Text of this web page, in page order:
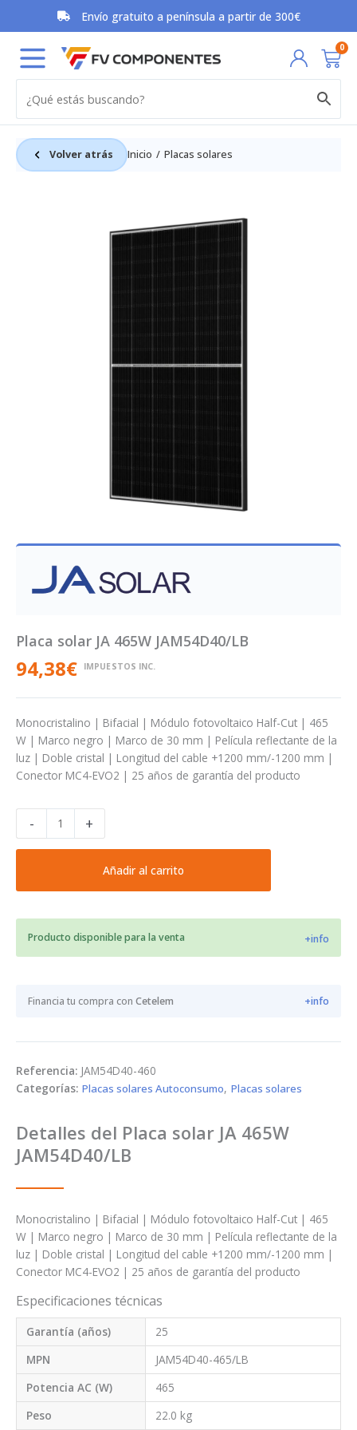
Envío gratuito a península a partir de 300€
0
Volver atrás Inicio Placas solares
Placa solar JA 465W JAM54D40/LB
94,38€ IMPUESTOS INC.
Monocristalino | Bifacial | Módulo fotovoltaico Half-Cut | 465
W | Marco negro | Marco de 30 mm | Película reflectante de la
luz | Doble cristal | Longitud del cable +1200 mm/-1200 mm |
Conector MC4-EVO2 | 25 años de garantía del producto
-
JA
+
Añadir al carrito
Producto disponible para la venta +info
Financia tu compra con Cetelem +info
Referencia: JAM54D40-460
Categorías: Placas solares Autoconsumo, Placas solares
Detalles del Placa solar JA 465W
JAM54D40/LB
Monocristalino | Bifacial | Módulo fotovoltaico Half-Cut | 465
W | Marco negro | Marco de 30 mm | Película reflectante de la
luz | Doble cristal | Longitud del cable +1200 mm/-1200 mm |
Conector MC4-EVO2 | 25 años de garantía del producto
Especificaciones técnicas
Garantía (años)
25
MPN
JAM54D40-465/LB
Potencia AC (W)
465
Peso
22.0 kg